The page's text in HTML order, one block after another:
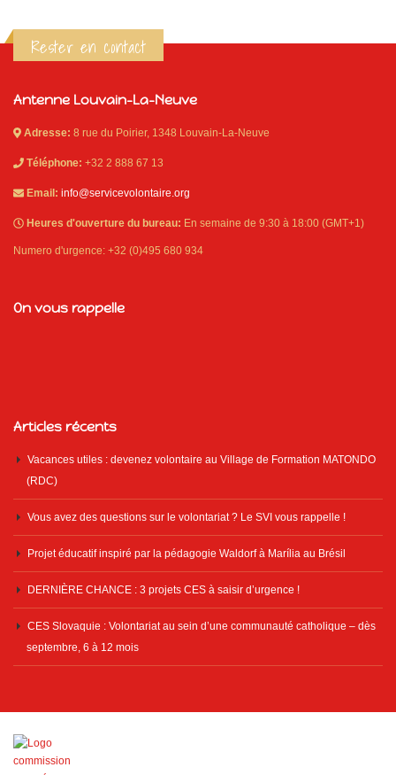
Rester en contact
Antenne Louvain-La-Neuve
Adresse: 8 rue du Poirier, 1348 Louvain-La-Neuve
Téléphone: +32 2 888 67 13
Email: info@servicevolontaire.org
Heures d'ouverture du bureau: En semaine de 9:30 à 18:00 (GMT+1)
Numero d'urgence: +32 (0)495 680 934
On vous rappelle
Articles récents
Vacances utiles : devenez volontaire au Village de Formation MATONDO
(RDC)
Vous avez des questions sur le volontariat ? Le SVI vous rappelle !
Projet éducatif inspiré par la pédagogie Waldorf à Marília au Brésil
DERNIÈRE CHANCE : 3 projets CES à saisir d’urgence !
CES Slovaquie : Volontariat au sein d’une communauté catholique – dès
septembre, 6 à 12 mois